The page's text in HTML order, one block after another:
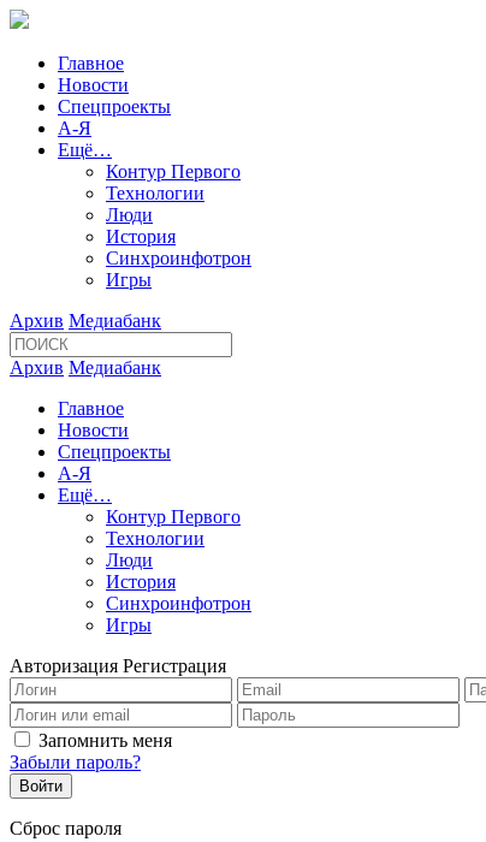
Главное
Новости
Спецпроекты
А-Я
Ещё…
Контур Первого
Технологии
Люди
История
Синхроинфотрон
Игры
Архив Медиабанк
Архив Медиабанк
Главное
Новости
Спецпроекты
А-Я
Ещё…
Контур Первого
Технологии
Люди
История
Синхроинфотрон
Игры
Авторизация Регистрация
Запомнить меня
Забыли пароль?
Сброс пароля